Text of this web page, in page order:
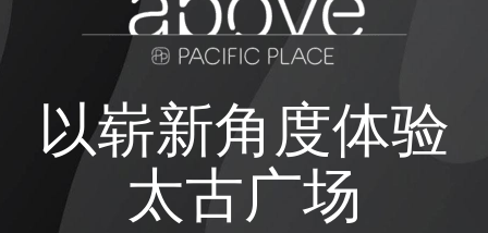
以崭新角度体验
太古广场